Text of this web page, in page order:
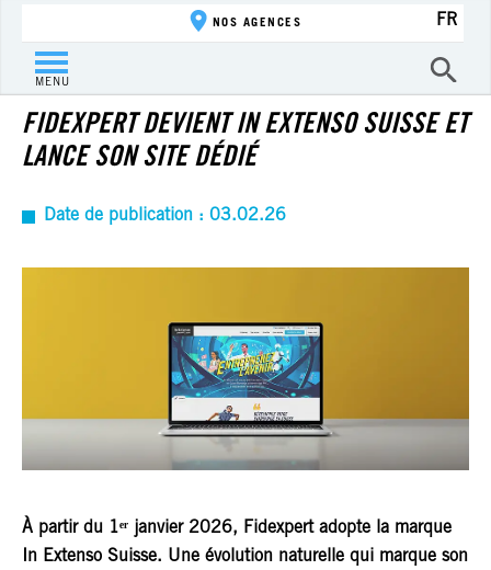
MENU
NOS AGENCES FR
ACTUALITÉ
FIDEXPERT DEVIENT IN EXTENSO SUISSE ET
LANCE SON SITE DÉDIÉ
Date de publication : 03.02.26
À partir du 1ᵉʳ janvier 2026, Fidexpert adopte la marque
In Extenso Suisse. Une évolution naturelle qui marque son